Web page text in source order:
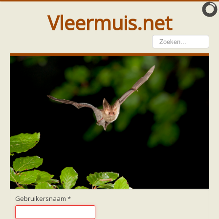
Vleermuis.net
Vleermuis gezien
Waarneming doorgeven
Wat doen wij met meldingen
Telinstructie
Waarnemingen doorgeven elders
Hulp
Vleermuis gevonden
Vanginstructie
Hulp per email
Hulp per provincie
Drenthe
Groningen
Home
Gebruikersnaam *